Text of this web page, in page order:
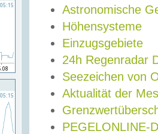
Astronomische
Höhensysteme
Einzugsgebiete
24h Regenradar
Seezeichen von
Aktualität der
PEGELONLINE-